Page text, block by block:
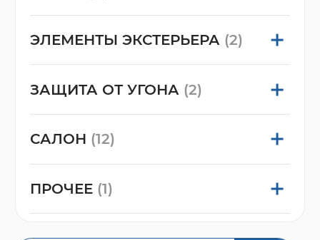
ЭЛЕМЕНТЫ ЭКСТЕРЬЕРА (2)
ЗАЩИТА ОТ УГОНА (2)
САЛОН (12)
ПРОЧЕЕ (1)